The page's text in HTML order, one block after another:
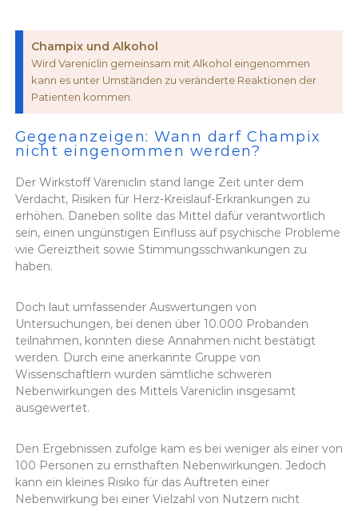
Champix und Alkohol
Wird Vareniclin gemeinsam mit Alkohol eingenommen
kann es unter Umständen zu veränderte Reaktionen der
Patienten kommen.
Gegenanzeigen: Wann darf Champix
nicht eingenommen werden?
Der Wirkstoff Vareniclin stand lange Zeit unter dem
Verdacht, Risiken für Herz-Kreislauf-Erkrankungen zu
erhöhen. Daneben sollte das Mittel dafür verantwortlich
sein, einen ungünstigen Einfluss auf psychische Probleme
wie Gereiztheit sowie Stimmungsschwankungen zu
haben.
Doch laut umfassender Auswertungen von
Untersuchungen, bei denen über 10.000 Probanden
teilnahmen, konnten diese Annahmen nicht bestätigt
werden. Durch eine anerkannte Gruppe von
Wissenschaftlern wurden sämtliche schweren
Nebenwirkungen des Mittels Vareniclin insgesamt
ausgewertet.
Den Ergebnissen zufolge kam es bei weniger als einer von
100 Personen zu ernsthaften Nebenwirkungen. Jedoch
kann ein kleines Risiko für das Auftreten einer
Nebenwirkung bei einer Vielzahl von Nutzern nicht